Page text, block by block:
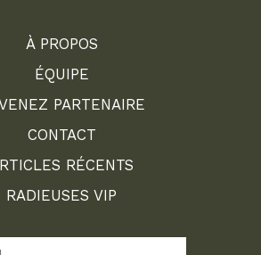
À PROPOS
ÉQUIPE
PARTENAIRE
CONTACT
RÉCENTS
RADIEUSES VIP